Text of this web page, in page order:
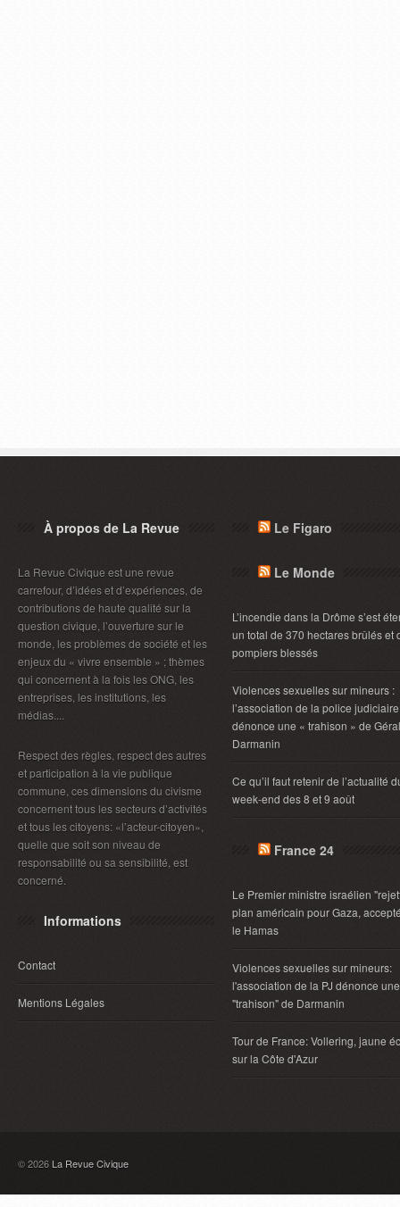
À propos de La Revue
La Revue Civique est une revue
carrefour, d’idées et d’expériences, de
contributions de haute qualité sur la
question civique, l’ouverture sur le
monde, les problèmes de société et les
enjeux du « vivre ensemble » ; thèmes
qui concernent à la fois les ONG, les
entreprises, les institutions, les
médias....
Respect des règles, respect des autres
et participation à la vie publique
commune, ces dimensions du civisme
concernent tous les secteurs d’activités
et tous les citoyens: «l’acteur-citoyen»,
quelle que soit son niveau de
responsabilité ou sa sensibilité, est
concerné.
Informations
Contact
Mentions Légales
Le Figaro
Le Monde
L’incendie dans la Drôme s’est
un total de 370 hectares brûlés et
pompiers blessés
Violences sexuelles sur mineurs :
l’association de la police judiciaire
dénonce une « trahison » de
Darmanin
Ce qu’il faut retenir de l’actualité
week-end des 8 et 9 août
France 24
Le Premier ministre israélien
plan américain pour Gaza,
le Hamas
Violences sexuelles sur mineurs:
l'association de la PJ dénonce une
"trahison" de Darmanin
Tour de France: Vollering, jaune
sur la Côte d'Azur
© 2026 La Revue Civique